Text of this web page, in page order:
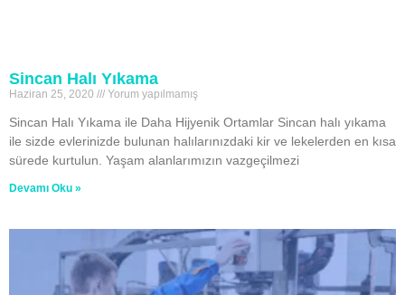
Sincan Halı Yıkama
Haziran 25, 2020 Yorum yapılmamış
Sincan Halı Yıkama ile Daha Hijyenik Ortamlar Sincan halı yıkama
ile sizde evlerinizde bulunan halılarınızdaki kir ve lekelerden en kısa
sürede kurtulun. Yaşam alanlarımızın vazgeçilmezi
Devamı Oku »